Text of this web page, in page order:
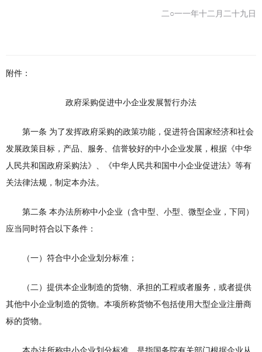
二○一一年十二月二十九日
附件：
政府采购促进中小企业发展暂行办法
第一条 为了发挥政府采购的政策功能，促进符合国家经济和社会
发展政策目标，产品、服务、信誉较好的中小企业发展，根据《中华
人民共和国政府采购法》、《中华人民共和国中小企业促进法》等有
关法律法规，制定本办法。
第二条 本办法所称中小企业（含中型、小型、微型企业，下同）
应当同时符合以下条件：
（一）符合中小企业划分标准；
（二）提供本企业制造的货物、承担的工程或者服务，或者提供
其他中小企业制造的货物。本项所称货物不包括使用大型企业注册商
标的货物。